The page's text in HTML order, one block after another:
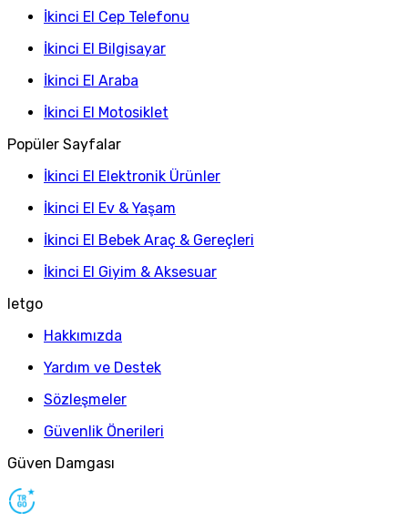
İkinci El Cep Telefonu
İkinci El Bilgisayar
İkinci El Araba
İkinci El Motosiklet
Popüler Sayfalar
İkinci El Elektronik Ürünler
İkinci El Ev & Yaşam
İkinci El Bebek Araç & Gereçleri
İkinci El Giyim & Aksesuar
letgo
Hakkımızda
Yardım ve Destek
Sözleşmeler
Güvenlik Önerileri
Güven Damgası